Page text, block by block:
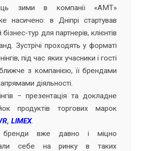
зими в компанії «АМТ»
насичено: в Дніпрі стартував
тур для партнерів, клієнтів
Зустрічі проходять у форматі
під час яких учасники і гості
з компанією, її брендами
діяльності.
− презентація та докладне
продуктів торгових марок
, LIMEX.
бренди вже давно і міцно
себе на ринку в таких